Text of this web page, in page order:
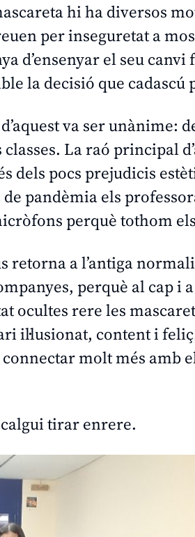
hi ha diversos
per inseguretat a
d’ensenyar el seu
la decisió que cadascú
va ser unànime:
La raó principal
dels pocs prejudicis
pandèmia els
perquè tothom
retorna a l’antiga
perquè al cap i
ocultes rere les
il·lusionat, content i
molt més amb
tirar enrere.